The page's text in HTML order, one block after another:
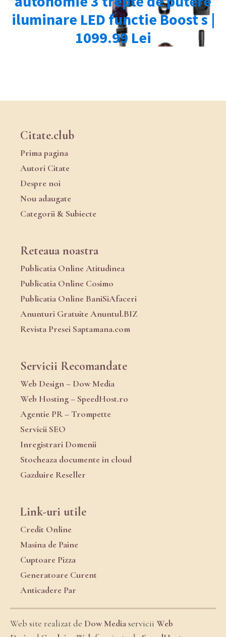
Citate.club
Prima pagina
Autori Citate
Despre noi
Nou adaugate
Categorii & Subiecte
Reteaua noastra
Publicatia Online Atitudinea
Publicatia Online Cosimo
Publicatia Online BaniSiAfaceri
Anunturi Gratuite Anuntul.BIZ
Revista Presei Saptamana.com
Servicii Recomandate
Web Design – Dow Media
Web Hosting – SpeedHost.ro
Agentie PR – Trompette
Servicii SEO
Inregistrari Domenii
Stocheaza documente in cloud
Gazduire Reseller
Link-uri utile
Credit Online
Masina de Paine
Cuptoare Pizza
Generatoare Curent
Anticadere Par
Web site realizat de Dow Mediaservicii Web